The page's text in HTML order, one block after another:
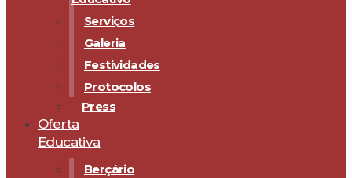
Serviços
Galeria
Festividades
Protocolos
Press
Oferta
Educativa
Berçário